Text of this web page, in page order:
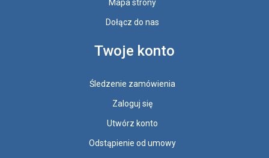
Mapa strony
Dołącz do nas
Twoje konto
Śledzenie zamówienia
Zaloguj się
Utwórz konto
Odstąpienie od umowy